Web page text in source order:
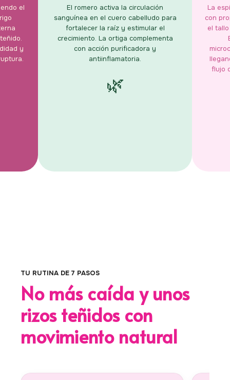
el
y
El romero activa la circulación
sanguínea en el cuero cabelludo para
fortalecer la raíz y estimular el
crecimiento. La ortiga complementa
con acción purificadora y
antiinflamatoria.
🌿
La
con
el
flujo
TU RUTINA DE 7 PASOS
No más caída y unos
rizos teñidos con
movimiento natural